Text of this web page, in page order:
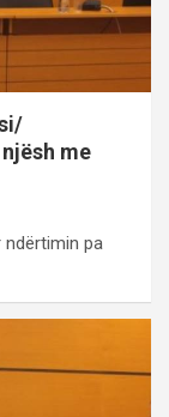
me
ndërtimin pa